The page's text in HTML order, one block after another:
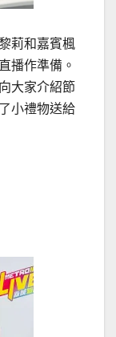
莉和嘉賓楓
播作準備。
大家介紹節
小禮物送給